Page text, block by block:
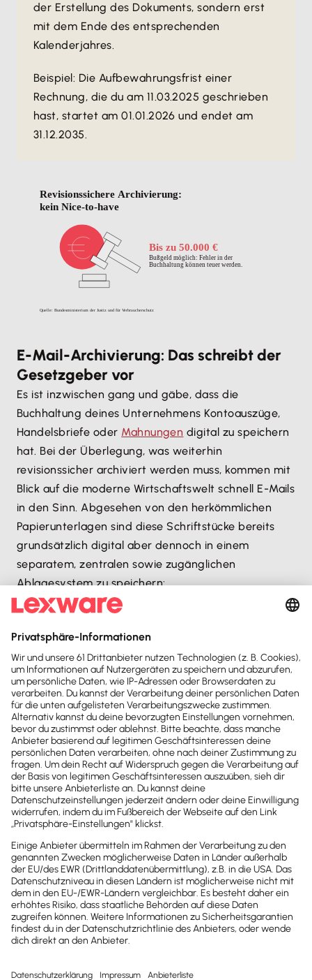
der Erstellung des Dokuments, sondern erst
mit dem Ende des entsprechenden
Kalenderjahres.
Beispiel: Die Aufbewahrungsfrist einer
Rechnung, die du am 11.03.2025 geschrieben
hast, startet am 01.01.2026 und endet am
31.12.2035.
E-Mail-Archivierung: Das schreibt der
Gesetzgeber vor
Es ist inzwischen gang und gäbe, dass die
Buchhaltung deines Unternehmens Kontoauszüge,
Handelsbriefe oder Mahnungen digital zu speichern
hat. Bei der Überlegung, was weiterhin
revisionssicher archiviert werden muss, kommen mit
Blick auf die moderne Wirtschaftswelt schnell E-Mails
in den Sinn. Abgesehen von den herkömmlichen
Papierunterlagen sind diese Schriftstücke bereits
grundsätzlich digital aber dennoch in einem
separatem, zentralen sowie zugänglichen
Ablagesystem zu speichern:
E-Mails sind aus der geschäftlichen
Kommunikation und im unternehmerischen
Alltag nicht mehr wegzudenken.
Was so einfach und praktikabel ist, kann
jedoch für dich böse Überraschungen
bereithalten.
Auch für E-Mailsgilt laut GoBD eine
Archivierungspflicht.
Je nach Inhalt der E-Mail können vertragliche
oder gesetzliche Vorschriften die Art und
Dauer der Aufbewahrung bestimmen.
Info
Aufbewahrungspflicht bei E-Mails
In § 147 AO ist festgehalten, dass Handels-
undGeschäftsbriefe, die per E-Mail versendet
archiviert werden müssen. Bei Rechnungen